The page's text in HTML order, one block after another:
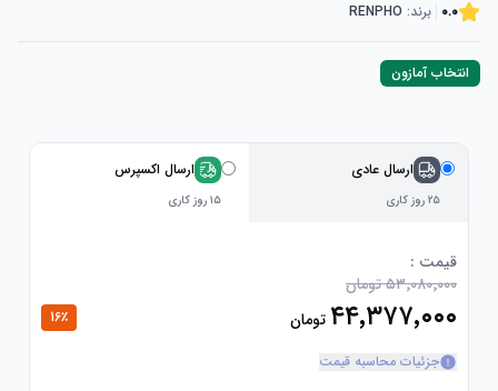
0.0 برند: RENPHO
انتخاب آمازون
ارسال عادی
۲۵ روز کاری
ارسال اکسپرس
۱۵ روز کاری
قیمت :
۵۳٬۰۸۰٬۰۰۰ تومان
۴۴٬۳۷۷٬۰۰۰تومان 16٪
جزئیات محاسبه قیمت